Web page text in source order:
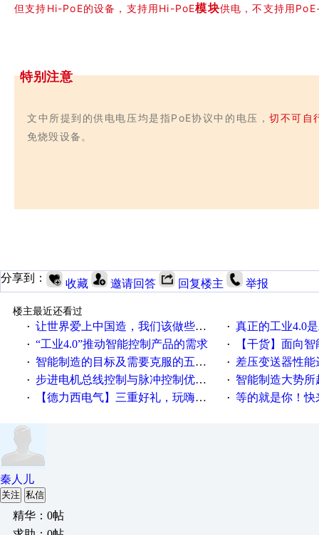
但支持Hi-PoE的设备，支持用Hi-PoE模块供电，不支持用
特别注意
文中所提到的供电电压均是指PoE协议中的电压，切不可自
免烧毁设备。
分享到： 收藏 邀请回答 回复楼主 举报
楼主最近还看过
· 让世界爱上中国造，我们该做些什么 · 真正的工业4.0
· “工业4.0”推动智能控制产品的需求 · 【干货】面向
· 智能制造的目标及需要克服的五个障碍 · 差压变送器性能达
· 步进电机总线控制与脉冲控制优缺点 · 智能制造大势所趋
· 【德力西电气】三重好礼，玩嗨夏日！ · 等的就是你！快来
秦人儿
关注 私信
精华：0帖